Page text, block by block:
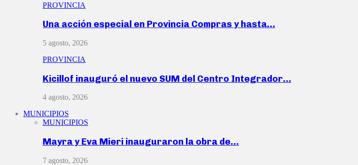
PROVINCIA
Una acción especial en Provincia Compras y hasta…
5 agosto, 2026
PROVINCIA
Kicillof inauguró el nuevo SUM del Centro Integrador…
4 agosto, 2026
MUNICIPIOS
MUNICIPIOS
Mayra y Eva Mieri inauguraron la obra de…
7 agosto, 2026